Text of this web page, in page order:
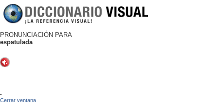
PRONUNCIACIÓN PARA
espatulada
-
Cerrar ventana